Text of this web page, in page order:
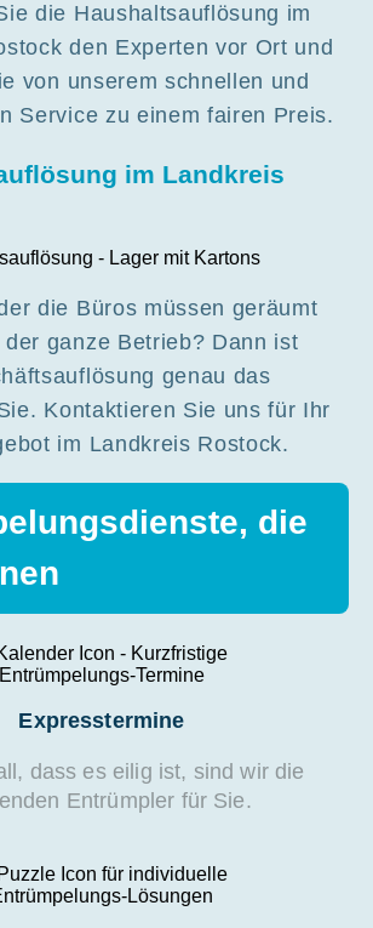
die Haushaltsauflösung im
den Experten vor Ort und
von unserem schnellen und
Service zu einem fairen Preis.
im Landkreis
die Büros müssen geräumt
ganze Betrieb? Dann ist
genau das
Kontaktieren Sie uns für Ihr
im Landkreis Rostock.
die
Expresstermine
dass es eilig ist, sind wir die
Entrümpler für Sie.